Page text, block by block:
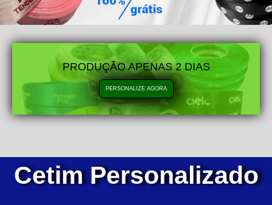
PRODUÇÃO APENAS 2 DIAS
PERSONALIZE AGORA
Cetim Personalizado